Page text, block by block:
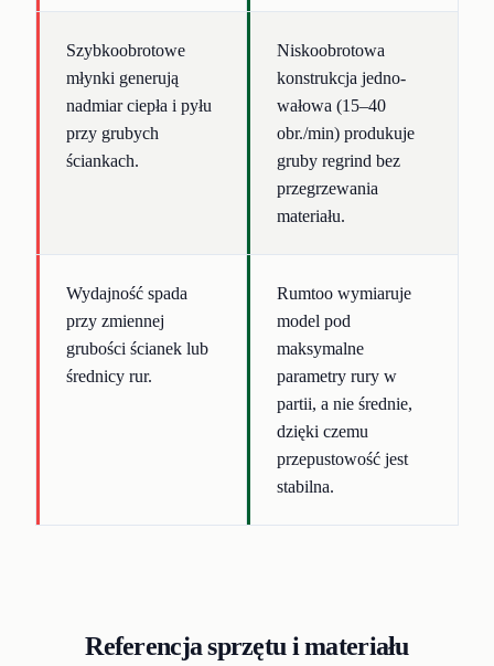
Szybkoobrotowe
młynki generują
nadmiar ciepła i pyłu
przy grubych
ściankach.
Niskoobrotowa
konstrukcja jedno-
wałowa (15–40
obr./min) produkuje
gruby regrind bez
przegrzewania
materiału.
Wydajność spada
przy zmiennej
grubości ścianek lub
średnicy rur.
Rumtoo wymiaruje
model pod
maksymalne
parametry rury w
partii, a nie średnie,
dzięki czemu
przepustowość jest
stabilna.
Referencja sprzętu i materiału